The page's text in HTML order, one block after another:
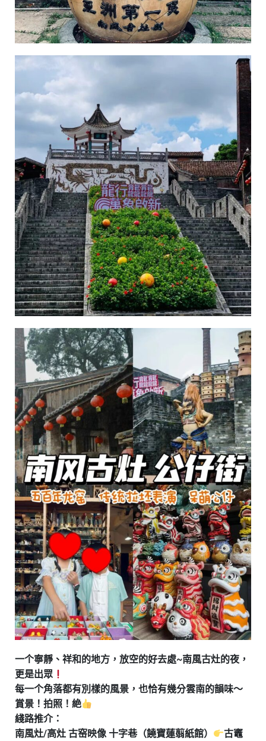
一个寧靜、祥和的地方，放空的好去處~南風古灶的夜，
更是出眾
每一个角落都有別樣的風景，也恰有幾分雲南的韻味～
賞景！拍照！絶
綫路推介：
南風灶/高灶 古窑映像 十字巷（饒寶蓮翦紙館）
古竈